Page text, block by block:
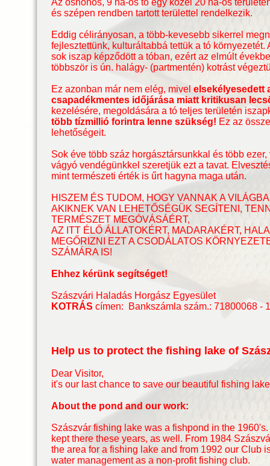
Az őshonos, 9 ha-os tó egy közel 20 ha-os
és szépen rendben tartott területtel rendelkezik.
Eddig célirányosan, a több-kevesebb sikerrel
fejlesztettünk, kulturáltabbá tettük a tó
sok iszap képződött a tóban, ezért az elmúlt
többször is ún. halágy- (partmentén) kotrást
Ez azonban már nem elég, mivel elsekélyesedett
csapadékmentes időjárása miatt kritikusan
kezelésére, megoldására a tó teljes területén
több tízmillió forintra lenne szükség! Ez az
lehetőségeit.
Sok éve több száz horgásztársunkkal és több
vágyó vendégünkkel szeretjük ezt a tavat.
mint természeti érték is űrt hagyna maga után.
HISZEM ÉS TUDOM, HOGY VANNAK A
AKIKNEK VAN LEHETŐSÉGÜK SEGÍTENI,
TERMÉSZET MEGÓVÁSÁÉRT,
AZ ITT ÉLŐ ÁLLATOKÉRT, MADARAKÉRT,
MEGŐRIZNI EZT A CSODÁLATOS
SZÁMÁRA IS!
Ehhez kérünk segítséget!
Szászvári Haladás Horgász Egyesület
KOTRÁS címen: Bankszámla szám.: 71800068 -
Help us to protect the fishing lake of
Dear Visitor,
it's our last chance to save our beautiful fishing
About the pond and our work:
Szászvár fishing lake was a fishpond in the
kept there these years, as well. From 1984
the area for a fishing lake and from 1992 our Club
water management as a non-profit fishing club.